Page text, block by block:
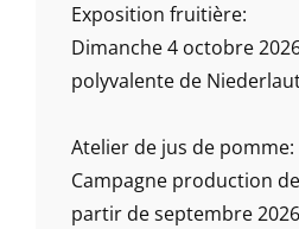
Exposition fruitière:
Dimanche 4 octobre
polyvalente de
Atelier de jus de pomme:
Campagne production
partir de septembre